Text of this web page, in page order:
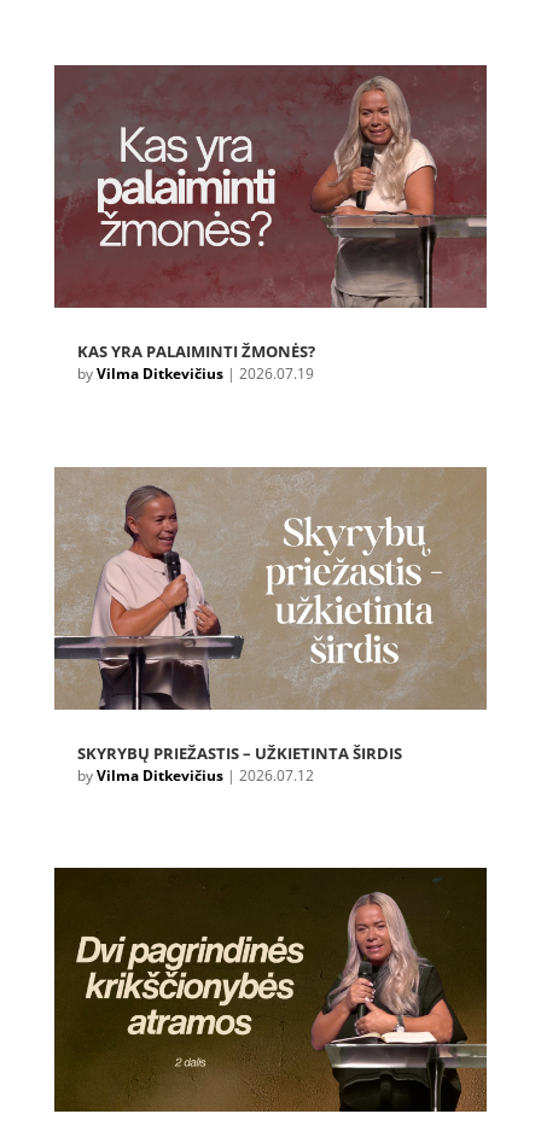
KAS YRA PALAIMINTI ŽMONĖS?
byVilma Ditkevičius| 2026.07.19
SKYRYBŲ PRIEŽASTIS – UŽKIETINTA ŠIRDIS
byVilma Ditkevičius| 2026.07.12